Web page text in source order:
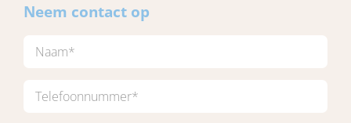
Neem contact op